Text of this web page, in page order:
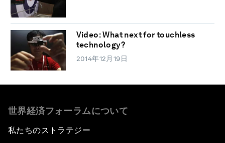
Video: What next for touchless
technology?
2014年12月19日
世界経済フォーラムについて
私たちのストラテジー